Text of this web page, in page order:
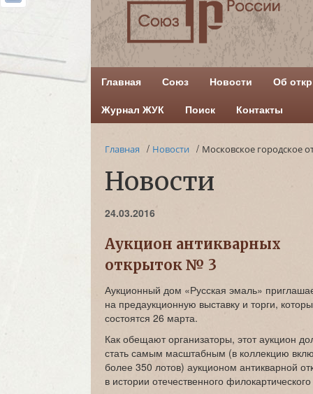
Главная Союз Новости
Об
Журнал ЖУК
Поиск Контакты
Главная / Новости / Московское городское
Новости
24.03.2016
Аукцион антикварных
открыток № 3
Аукционный дом «Русская эмаль»
на предаукционную выставку и торги,
состоятся 26 марта.
Как обещают организаторы, этот аукцион
стать самым масштабным (в коллекцию
более 350 лотов) аукционом антикварной
в истории отечественного